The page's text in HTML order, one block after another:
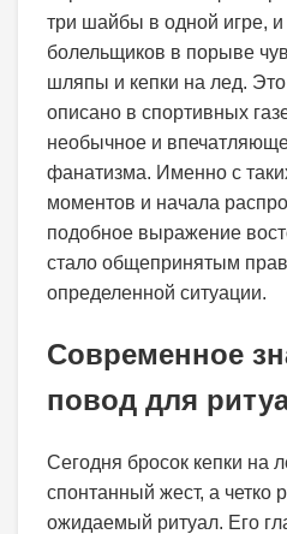
три шайбы в одной игре, и
болельщиков в порыве
шляпы и кепки на лед.
описано в спортивных
необычное и
фанатизма. Именно с
моментов и начала
подобное выражение
стало общепринятым
определенной ситуации.
Современное
повод для
Сегодня бросок кепки на
спонтанный жест, а четко
ожидаемый ритуал. Его